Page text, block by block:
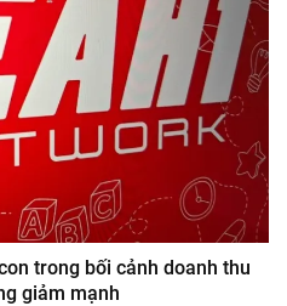
trong bối cảnh doanh thu
giảm mạnh